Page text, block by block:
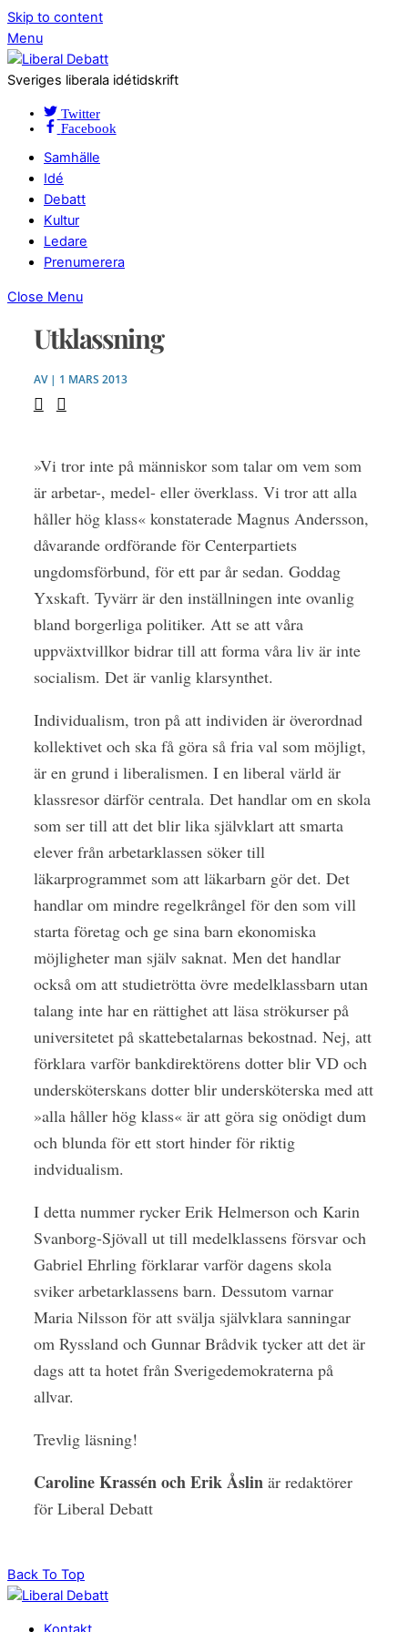
Skip to content
Menu
Sveriges liberala idétidskrift
Twitter
Facebook
Samhälle
Idé
Debatt
Kultur
Ledare
Prenumerera
Close Menu
Utklassning
AV | 1 MARS 2013
»Vi tror inte på människor som talar om vem som
är arbetar-, medel- eller överklass. Vi tror att alla
håller hög klass« konstaterade Magnus Andersson,
dåvarande ordförande för Centerpartiets
ungdomsförbund, för ett par år sedan. Goddag
Yxskaft. Tyvärr är den inställningen inte ovanlig
bland ­borgerliga politiker. Att se att våra
uppväxtvillkor bidrar till att forma våra liv är inte
socialism. Det är vanlig klarsynthet.
Individualism, tron på att individen är överordnad
kollektivet och ska få göra så fria val som möjligt,
är en grund i liberalismen. I en liberal värld är
klassresor därför centrala. Det handlar om en skola
som ser till att det blir lika självklart att smarta
elever från arbetarklassen söker till
läkarprogrammet som att läkarbarn gör det. Det
handlar om mindre regelkrångel för den som vill
starta företag och ge sina barn ekonomiska
möjligheter man själv saknat. Men det handlar
också om att studietrötta övre medelklassbarn utan
talang inte har en rättighet att läsa strökurser på
universitetet på skattebetalarnas bekostnad. Nej, att
förklara varför bankdirektörens dotter blir VD och
undersköterskans dotter blir undersköterska med att
»alla håller hög klass« är att göra sig onödigt dum
och blunda för ett stort hinder för riktig
indvidualism.
I detta nummer rycker Erik Helmerson och Karin
Svanborg-Sjövall ut till medelklassens försvar och
Gabriel Ehrling förklarar varför dagens skola
sviker arbetarklassens barn. Dessutom varnar
Maria Nilsson för att svälja självklara sanningar
om Ryssland och Gunnar Brådvik tycker att det är
dags att ta hotet från Sverigedemokraterna på
allvar.
Trevlig läsning!
Caroline Krassén och Erik Åslinär redaktörer
för Liberal Debatt
Back To Top